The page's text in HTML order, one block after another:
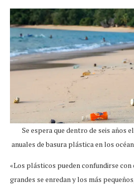
Se espera que dentro de seis años
anuales de basura plástica en los
«Los plásticos pueden confundirse con
grandes se enredan y los más